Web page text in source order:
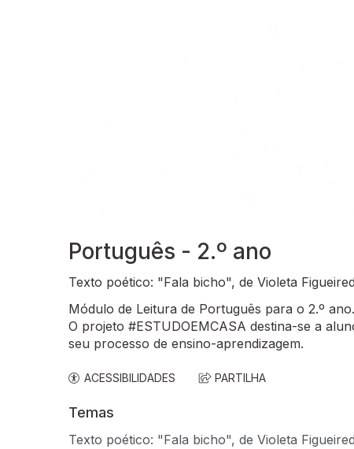
Português - 2.º ano
Texto poético: "Fala bicho", de Violeta
Módulo de Leitura de Português para o 2.º ano.
O projeto #ESTUDOEMCASA destina-se a
seu processo de ensino-aprendizagem.
ACESSIBILIDADES PARTILHA
Temas
Texto poético: "Fala bicho", de Violeta